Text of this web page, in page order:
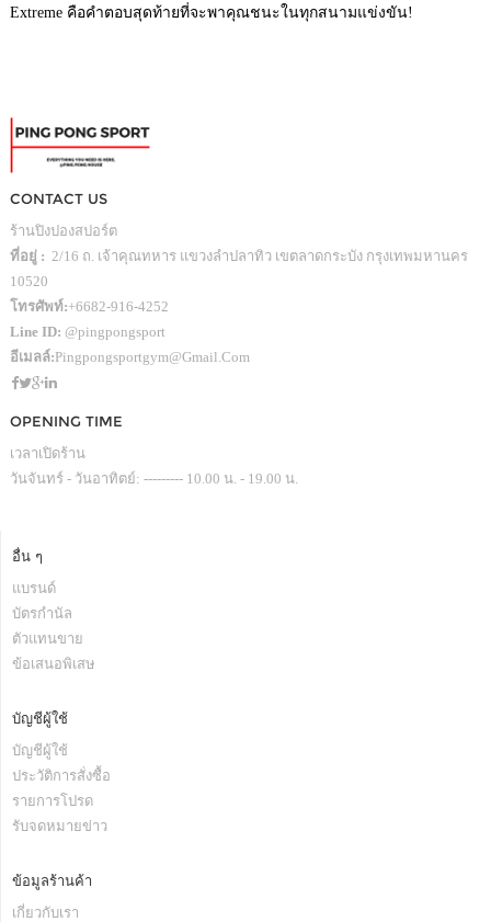
Extreme คือคำตอบสุดท้ายที่จะพาคุณชนะในทุกสนามแข่งขัน!
CONTACT US
ร้านปิงปองสปอร์ต
ที่อยู่ : 2/16 ถ. เจ้าคุณทหาร แขวงลำปลาทิว เขตลาดกระบัง กรุงเทพมหานคร
10520
โทรศัพท์:+6682-916-4252
Line ID: @pingpongsport
อีเมลล์:Pingpongsportgym@gmail.com
OPENING TIME
เวลาเปิดร้าน
วันจันทร์ - วันอาทิตย์: --------- 10.00 น. - 19.00 น.
อื่น ๆ
แบรนด์
บัตรกำนัล
ตัวแทนขาย
ข้อเสนอพิเสษ
บัญชีผู้ใช้
บัญชีผู้ใช้
ประวัติการสั่งซื้อ
รายการโปรด
รับจดหมายข่าว
ข้อมูลร้านค้า
เกี่ยวกับเรา